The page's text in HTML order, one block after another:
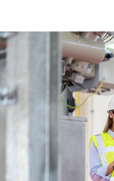
woman-sicurezza-macchine